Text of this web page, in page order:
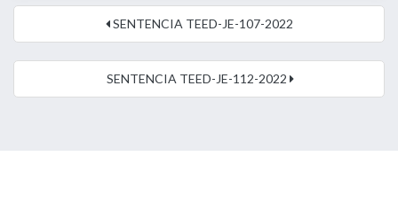
SENTENCIA TEED-JE-107-2022
SENTENCIA TEED-JE-112-2022